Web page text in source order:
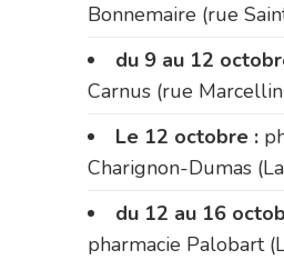
Bonnemaire (rue
du 9 au 12
Carnus (rue
Le 12 octobre :
Charignon-Dumas
du 12 au 16
pharmacie Palobart